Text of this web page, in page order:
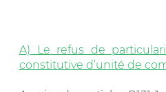
A) Le refus de
constitutive d’unité de